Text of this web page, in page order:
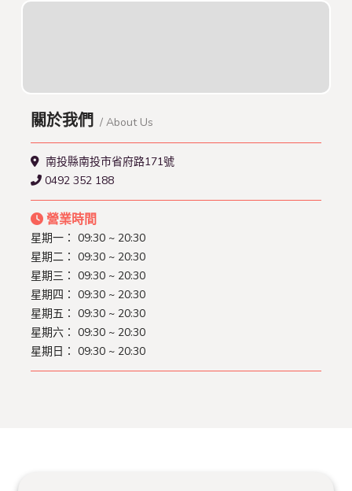
關於我們 / About Us
南投縣南投市省府路171號
0492 352 188
營業時間
星期一： 09:30 ~ 20:30
星期二： 09:30 ~ 20:30
星期三： 09:30 ~ 20:30
星期四： 09:30 ~ 20:30
星期五： 09:30 ~ 20:30
星期六： 09:30 ~ 20:30
星期日： 09:30 ~ 20:30